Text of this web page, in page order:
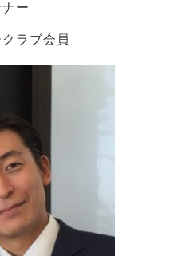
ー
ラブ会員